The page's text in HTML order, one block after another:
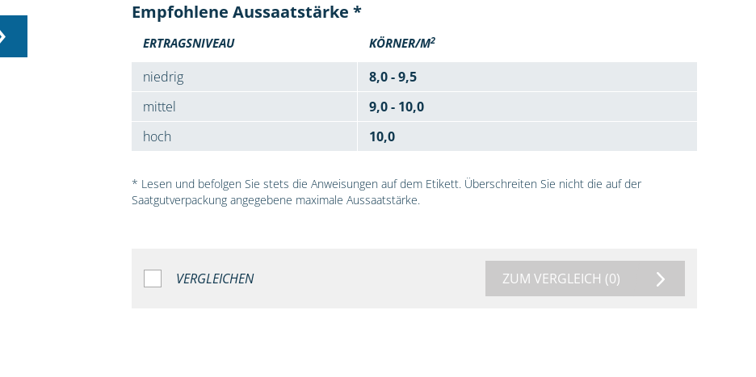
Empfohlene Aussaatstärke *
ERTRAGSNIVEAU KÖRNER/M2
niedrig
8,0 - 9,5
mittel
9,0 - 10,0
hoch
10,0
* Lesen und befolgen Sie stets die Anweisungen auf dem Etikett. Überschreiten Sie nicht die auf der
Saatgutverpackung angegebene maximale Aussaatstärke.
VERGLEICHEN ZUM VERGLEICH (0)